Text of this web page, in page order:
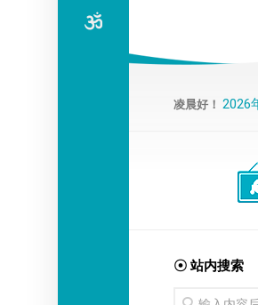
凌晨好！ 2026
☉ 站内搜索